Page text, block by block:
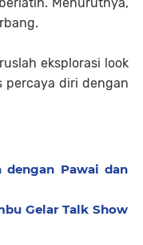
eksplorasi look
diri dengan
dengan Pawai dan
Gelar Talk Show